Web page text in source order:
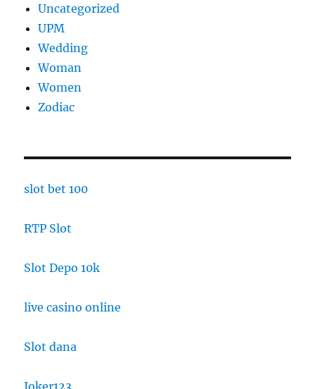
Uncategorized
UPM
Wedding
Woman
Women
Zodiac
slot bet 100
RTP Slot
Slot Depo 10k
live casino online
Slot dana
Joker123